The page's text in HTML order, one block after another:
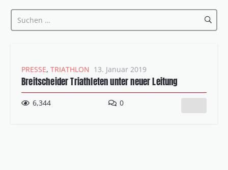
Suchen
nach:
PRESSE, TRIATHLON 13. Januar 2019
Breitscheider Triathleten unter neuer Leitung
6,344 0